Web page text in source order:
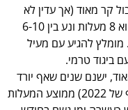
קר מאוד (אך עדין לא
בשיאו). בדצמבר ממוצע המעלות הוא 8 מעלות ונע בין 6-10
להגיע עם מעיל
ביגוד טרמי.
ישנם שנים שאף יורד
בינואר שלג באיסטנבול (כמו החורף של 2022) ממוצע המעלות